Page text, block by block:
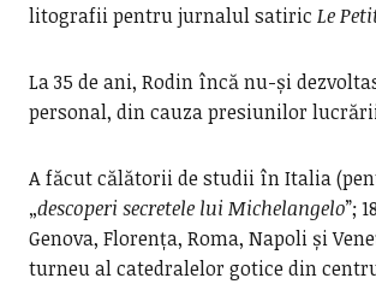
litografii pentru jurnalul satiric Le
La 35 de ani, Rodin încă nu-și
personal, din cauza presiunilor
A făcut călătorii de studii în Italia
„descoperi secretele lui Michelangelo”;
Genova, Florența, Roma, Napoli și
turneu al catedralelor gotice din